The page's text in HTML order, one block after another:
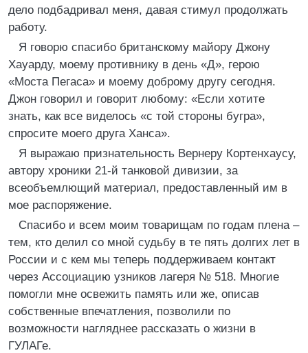
дело подбадривал меня, давая стимул продолжать
работу.
Я говорю спасибо британскому майору Джону
Хауарду, моему противнику в день «Д», герою
«Моста Пегаса» и моему доброму другу сегодня.
Джон говорил и говорит любому: «Если хотите
знать, как все виделось «с той стороны бугра»,
спросите моего друга Ханса».
Я выражаю признательность Вернеру Кортенхаусу,
автору хроники 21-й танковой дивизии, за
всеобъемлющий материал, предоставленный им в
мое распоряжение.
Спасибо и всем моим товарищам по годам плена –
тем, кто делил со мной судьбу в те пять долгих лет в
России и с кем мы теперь поддерживаем контакт
через Ассоциацию узников лагеря № 518. Многие
помогли мне освежить память или же, описав
собственные впечатления, позволили по
возможности нагляднее рассказать о жизни в
ГУЛАГе.